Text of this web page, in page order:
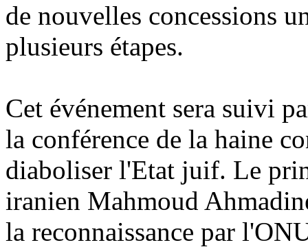
de nouvelles concessions
plusieurs étapes.
Cet événement sera suivi
la conférence de la haine
diaboliser l'Etat juif. Le
iranien Mahmoud
la reconnaissance par